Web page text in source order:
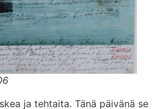
ja tehtaita. Tänä päivänä se